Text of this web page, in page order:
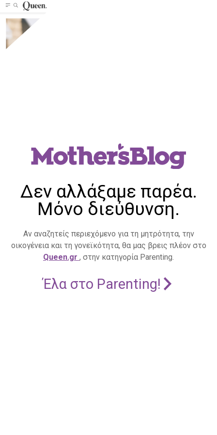
Δεν αλλάξαμε παρέα.
Μόνο διεύθυνση.
Αν αναζητείς περιεχόμενο για τη μητρότητα, την
οικογένεια και τη γονεϊκότητα, θα μας βρεις πλέον στο
Queen.gr , στην κατηγορία Parenting.
Έλα στο Parenting!